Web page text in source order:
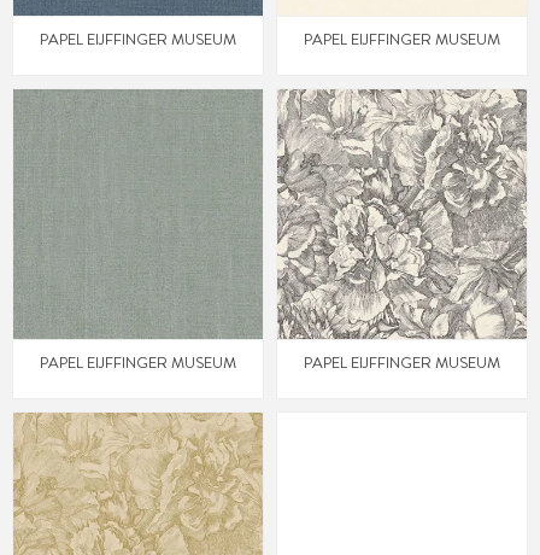
PAPEL EIJFFINGER MUSEUM PAPEL EIJFFINGER MUSEUM
PAPEL EIJFFINGER MUSEUM PAPEL EIJFFINGER MUSEUM